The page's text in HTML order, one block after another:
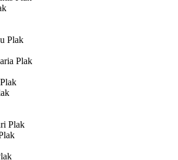
Plak
Plak
Plak